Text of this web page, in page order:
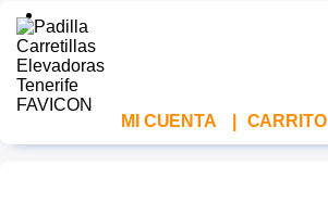
MI CUENTA CARRITO